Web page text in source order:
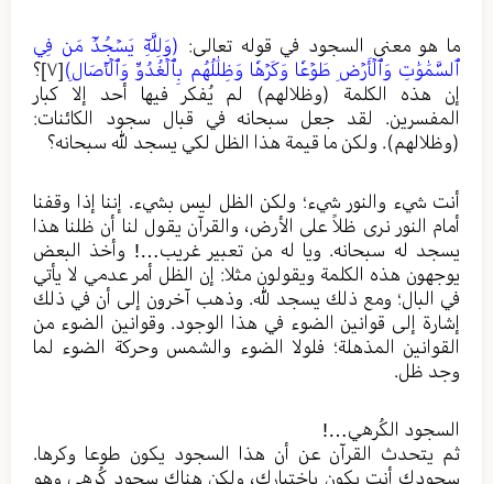
ما هو معنى السجود في قوله تعالى: (وَلِلَّهِۤ يَسۡجُدُۤ مَن فِي
ٱلسَّمَٰوَٰتِ وَٱلۡأَرۡضِ طَوۡعٗا وَكَرۡهٗا وَظِلَٰلُهُم بِٱلۡغُدُوِّ وَٱلۡأٓصَالِ)[٧]
؟
إن هذه الكلمة (وظلالهم) لم يُفكر فيها أحد إلا كبار
المفسرين. لقد جعل سبحانه في قبال سجود الكائنات:
(وظلالهم). ولكن ما قيمة هذا الظل لكي يسجد لله سبحانه؟
أنت شيء والنور شيء؛ ولكن الظل ليس بشيء. إننا إذا وقفنا
أمام النور نرى ظلاً على الأرض، والقرآن يقول لنا أن ظلنا هذا
يسجد له سبحانه. ويا له من تعبير غريب…! وأخذ البعض
يوجهون هذه الكلمة ويقولون مثلا: إن الظل أمر عدمي لا يأتي
في البال؛ ومع ذلك يسجد لله. وذهب آخرون إلى أن في ذلك
إشارة إلى قوانين الضوء في هذا الوجود. وقوانين الضوء من
القوانين المذهلة؛ فلولا الضوء والشمس وحركة الضوء لما
وجد ظل.
السجود الكُرهي…!
ثم يتحدث القرآن عن أن هذا السجود يكون طوعا وكرها.
سجودك أنت يكون باختيارك، ولكن هناك سجود كُرهي وهو